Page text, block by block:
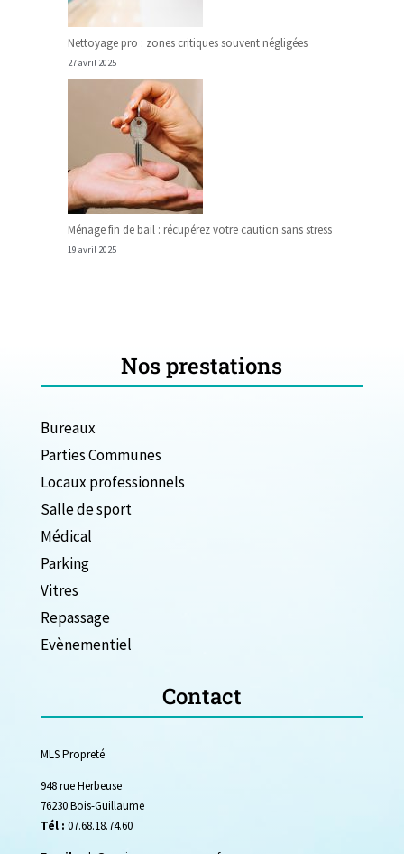
Nettoyage pro : zones critiques souvent négligées
27 avril 2025
Ménage fin de bail : récupérez votre caution sans stress
19 avril 2025
Nos prestations
Bureaux
Parties Communes
Locaux professionnels
Salle de sport
Médical
Parking
Vitres
Repassage
Evènementiel
Contact
MLS Propreté
948 rue Herbeuse
76230 Bois-Guillaume
Tél : 07.68.18.74.60